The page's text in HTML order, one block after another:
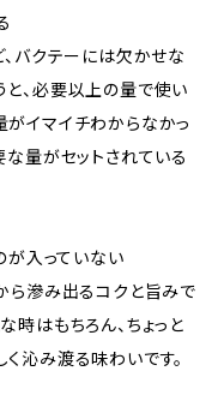
、バクテーには欠かせな
、必要以上の量で使い
がイマイチわからなかっ
量がセットされている
入っていない
ら滲み出るコクと旨みで
時はもちろん、ちょっと
沁み渡る味わいです。